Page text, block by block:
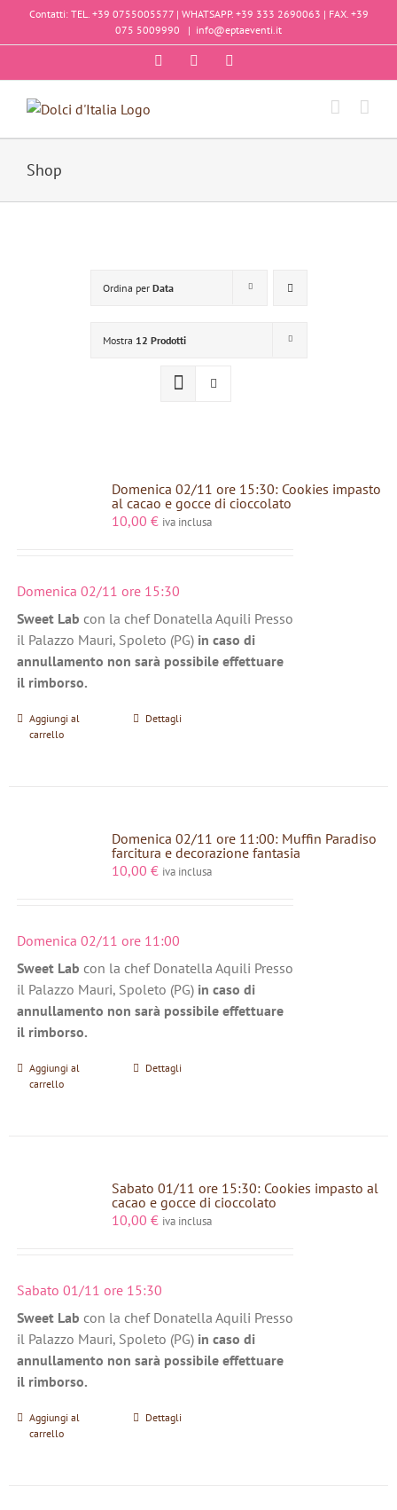
SaltaContatti: TEL. +39 0755005577 | WHATSAPP. +39 333 2690063 | FAX. +39
075 5009990
| info@eptaeventi.it
FacebookInstagram
Shop
Ordina per Data
Mostra 12 Prodotti
Domenica 02/11 ore 15:30: Cookies impasto
al cacao e gocce di cioccolato
10,00 € iva inclusa
Domenica 02/11 ore 15:30
Sweet Lab con la chef Donatella Aquili Presso
il Palazzo Mauri, Spoleto (PG) in caso di
annullamento non sarà possibile effettuare
il rimborso.
Aggiungi al
carrello
Dettagli
Domenica 02/11 ore 11:00: Muffin Paradiso
farcitura e decorazione fantasia
10,00 € iva inclusa
Domenica 02/11 ore 11:00
Sweet Lab con la chef Donatella Aquili Presso
il Palazzo Mauri, Spoleto (PG) in caso di
annullamento non sarà possibile effettuare
il rimborso.
Aggiungi al
carrello
Dettagli
Sabato 01/11 ore 15:30: Cookies impasto al
cacao e gocce di cioccolato
10,00 € iva inclusa
Sabato 01/11 ore 15:30
Sweet Lab con la chef Donatella Aquili Presso
il Palazzo Mauri, Spoleto (PG) in caso di
annullamento non sarà possibile effettuare
il rimborso.
Aggiungi al
carrello
Dettagli